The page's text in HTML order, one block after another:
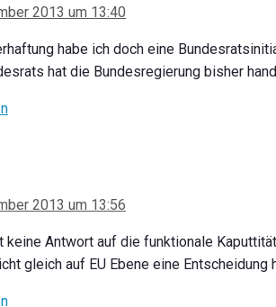
2013 um 13:40
habe ich doch eine
hat die Bundesregierung bisher
2013 um 13:56
keine Antwort auf die funktionale
gleich auf EU Ebene eine